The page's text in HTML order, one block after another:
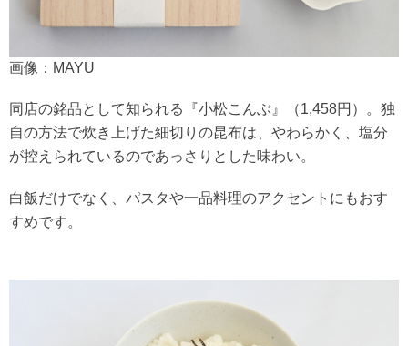
画像：MAYU
同店の銘品として知られる『小松こんぶ』（1,458円）。独
自の方法で炊き上げた細切りの昆布は、やわらかく、塩分
が控えられているのであっさりとした味わい。
白飯だけでなく、パスタや一品料理のアクセントにもおす
すめです。